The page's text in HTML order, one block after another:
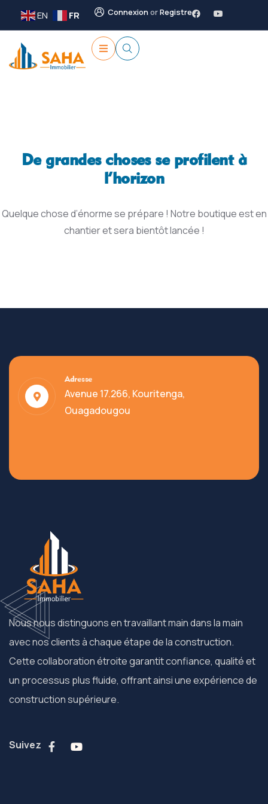
EN FR ConnexionorRegistre
De grandes choses se profilent à
l’horizon
Quelque chose d’énorme se prépare ! Notre boutique est en
chantier et sera bientôt lancée !
Adresse
Avenue 17.266, Kouritenga,
Ouagadougou
Nous nous distinguons en travaillant main dans la main
avec nos clients à chaque étape de la construction.
Cette collaboration étroite garantit confiance, qualité et
un processus plus fluide, offrant ainsi une expérience de
construction supérieure.
Suivez